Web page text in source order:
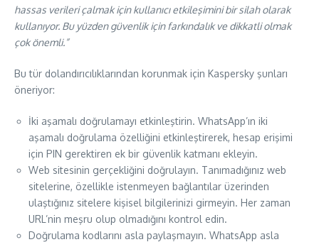
hassas verileri çalmak için kullanıcı etkileşimini bir silah olarak
kullanıyor. Bu yüzden güvenlik için farkındalık ve dikkatli olmak
çok önemli.”
Bu tür dolandırıcılıklarından korunmak için Kaspersky şunları
öneriyor:
İki aşamalı doğrulamayı etkinleştirin. WhatsApp’ın iki
aşamalı doğrulama özelliğini etkinleştirerek, hesap erişimi
için PIN gerektiren ek bir güvenlik katmanı ekleyin.
Web sitesinin gerçekliğini doğrulayın. Tanımadığınız web
sitelerine, özellikle istenmeyen bağlantılar üzerinden
ulaştığınız sitelere kişisel bilgilerinizi girmeyin. Her zaman
URL’nin meşru olup olmadığını kontrol edin.
Doğrulama kodlarını asla paylaşmayın. WhatsApp asla